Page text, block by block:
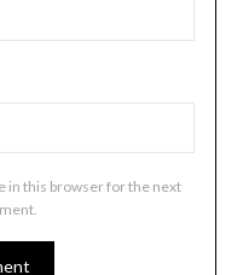
in this browser for the next